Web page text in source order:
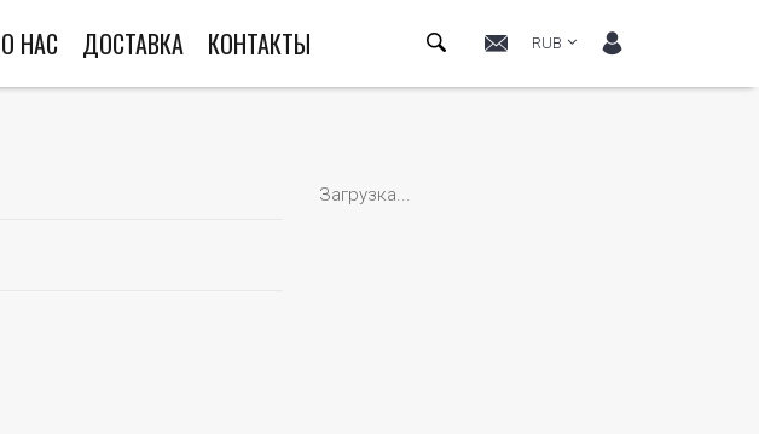
RUB
О НАС ДОСТАВКА КОНТАКТЫ
Загрузка...